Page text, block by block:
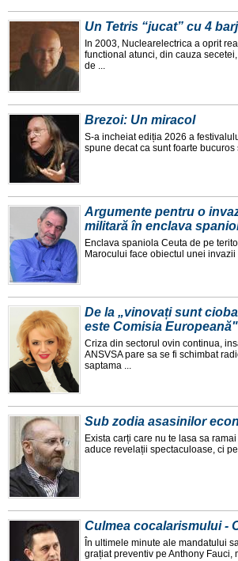
Un Tetris “jucat” cu 4
In 2003, Nuclearelectrica a oprit
functional atunci, din cauza
de ...
Brezoi: Un miracol
S-a incheiat ediția 2026 a
spune decat ca sunt foarte
Argumente pentru o
militară în enclava
Enclava spaniola Ceuta de pe
Marocului face obiectul unei invazii
De la „vinovați sunt
este Comisia Europeană"
Criza din sectorul ovin continua,
ANSVSA pare sa se fi schimbat
saptama ...
Sub zodia asasinilor
Exista carți care nu te lasa sa
aduce revelații spectaculoase, ci
Culmea cocalarismului -
În ultimele minute ale mandatului
grațiat preventiv pe Anthony Fauci,